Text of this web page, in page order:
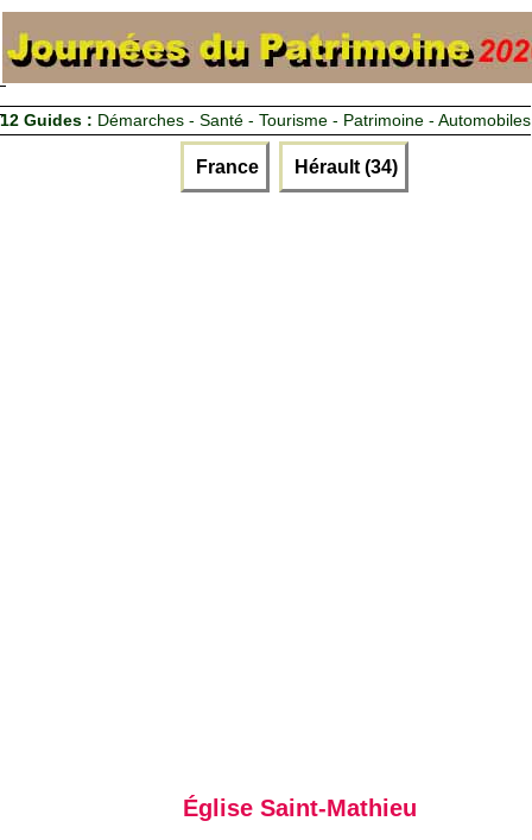
12 Guides : Démarches - Santé - Tourisme - Patrimoine - Automobiles
France Hérault (34)
Église Saint-Mathieu